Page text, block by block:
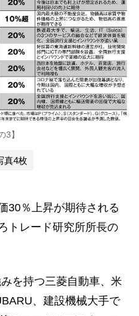
3】
真4枚
30％上昇が期待される
トレード研究所所長の
を持つ三菱自動車、米
、建設機械大手で